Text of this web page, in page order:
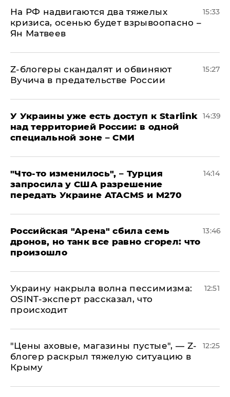
На РФ надвигаются два тяжелых
кризиса, осенью будет взрывоопасно –
Ян Матвеев
15:33
Z-блогеры скандалят и обвиняют
Вучича в предательстве России
15:27
У Украины уже есть доступ к Starlink
над территорией России: в одной
специальной зоне – СМИ
14:39
​"Что-то изменилось", – Турция
запросила у США разрешение
передать Украине ATACMS и M270
14:14
​Российская "Арена" сбила семь
дронов, но танк все равно сгорел: что
произошло
13:46
​Украину накрыла волна пессимизма:
OSINT-эксперт рассказал, что
происходит
12:51
​"Цены аховые, магазины пустые", — Z-
блогер раскрыл тяжелую ситуацию в
Крыму
12:25